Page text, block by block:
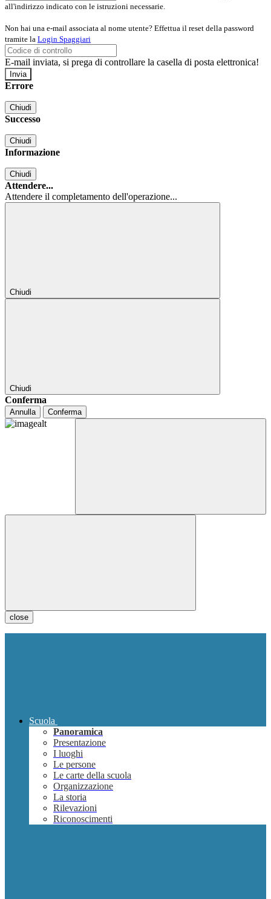
all'indirizzo indicato con le istruzioni necessarie.
Non hai una e-mail associata al nome utente? Effettua il reset della password
tramite la Login Spaggiari
E-mail inviata, si prega di controllare la casella di posta elettronica!
Errore
Chiudi
Successo
Chiudi
Informazione
Chiudi
Attendere...
Attendere il completamento dell'operazione...
Chiudi
Chiudi
Conferma
Annulla Conferma
close
Scuola
Panoramica
Presentazione
I luoghi
Le persone
Le carte della scuola
Organizzazione
La storia
Rilevazioni
Riconoscimenti